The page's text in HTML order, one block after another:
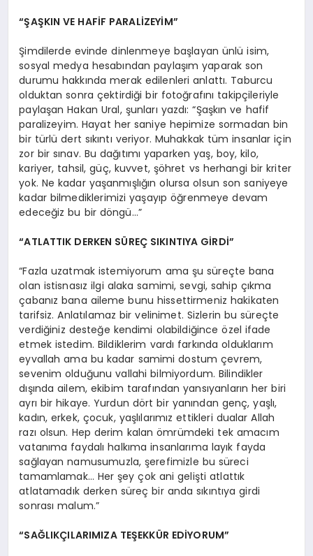
“ŞAŞKIN VE HAFİF PARALİZEYİM”
Şimdilerde evinde dinlenmeye başlayan ünlü isim,
sosyal medya hesabından paylaşım yaparak son
durumu hakkında merak edilenleri anlattı. Taburcu
olduktan sonra çektirdiği bir fotoğrafını takipçileriyle
paylaşan Hakan Ural, şunları yazdı: “Şaşkın ve hafif
paralizeyim. Hayat her saniye hepimize sormadan bin
bir türlü dert sıkıntı veriyor. Muhakkak tüm insanlar için
zor bir sınav. Bu dağıtımı yaparken yaş, boy, kilo,
kariyer, tahsil, güç, kuvvet, şöhret vs herhangi bir kriter
yok. Ne kadar yaşanmışlığın olursa olsun son saniyeye
kadar bilmediklerimizi yaşayıp öğrenmeye devam
edeceğiz bu bir döngü…”
“ATLATTIK DERKEN SÜREÇ SIKINTIYA GİRDİ”
“Fazla uzatmak istemiyorum ama şu süreçte bana
olan istisnasız ilgi alaka samimi, sevgi, sahip çıkma
çabanız bana aileme bunu hissettirmeniz hakikaten
tarifsiz. Anlatılamaz bir velinimet. Sizlerin bu süreçte
verdiğiniz desteğe kendimi olabildiğince özel ifade
etmek istedim. Bildiklerim vardı farkında olduklarım
eyvallah ama bu kadar samimi dostum çevrem,
sevenim olduğunu vallahi bilmiyordum. Bilindikler
dışında ailem, ekibim tarafından yansıyanların her biri
ayrı bir hikaye. Yurdun dört bir yanından genç, yaşlı,
kadın, erkek, çocuk, yaşlılarımız ettikleri dualar Allah
razı olsun. Hep derim kalan ömrümdeki tek amacım
vatanıma faydalı halkıma insanlarıma layık fayda
sağlayan namusumuzla, şerefimizle bu süreci
tamamlamak… Her şey çok ani gelişti atlattık
atlatamadık derken süreç bir anda sıkıntıya girdi
sonrası malum.”
“SAĞLIKÇILARIMIZA TEŞEKKÜR EDİYORUM”